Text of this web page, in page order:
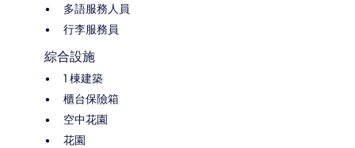
多語服務人員
行李服務員
綜合設施
1 棟建築
櫃台保險箱
空中花園
花園